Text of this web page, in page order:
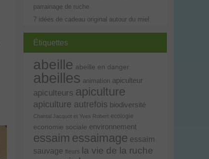
parrainage de ruche
7 idées de cadeau original autour du miel
Étiquettes
abeille abeille en danger
abeilles animation apiculteur
apiculteurs apiculture
apiculture autrefois biodiversité
Chantal Jacquot et Yves Robert ecologie
economie sociale environnement
essaim essaimage essaim
sauvage fleurs la vie de la ruche